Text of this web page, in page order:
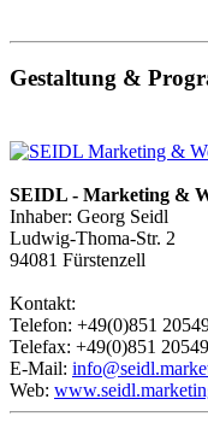
Gestaltung &
SEIDL - Marketing &
Inhaber: Georg Seidl
Ludwig-Thoma-Str. 2
94081 Fürstenzell
Kontakt:
Telefon: +49(0)851
Telefax: +49(0)851
E-Mail:
Web: